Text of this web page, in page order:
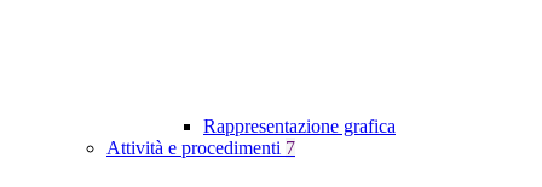
Rappresentazione grafica
Attività e procedimenti 7